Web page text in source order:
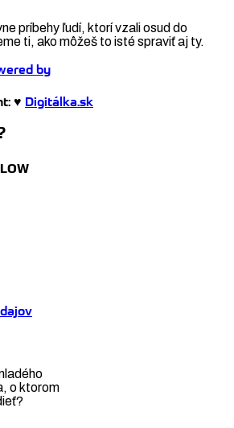
príbehy ľudí, ktorí vzali osud do
ti, ako môžeš to isté spraviť aj ty.
♥ Digitálka.sk
o ktorom